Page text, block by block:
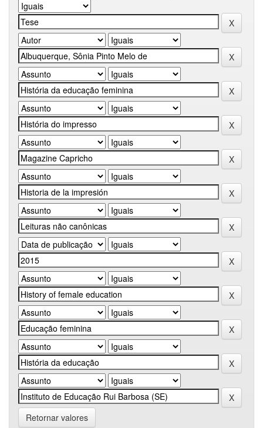
Retornar valores